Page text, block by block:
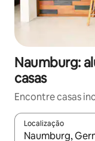
Naumburg:
casas
Encontre casas
Localização
Quando os